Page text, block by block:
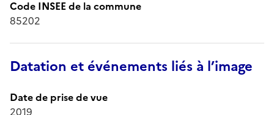
Code INSEE de la commune
85202
Datation et événements liés à l’image
Date de prise de vue
2019